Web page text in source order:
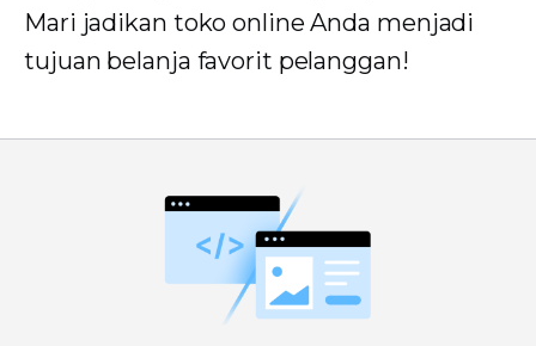
Mari jadikan toko online Anda menjadi
tujuan belanja favorit pelanggan!